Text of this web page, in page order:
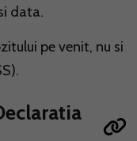
data.
pe venit, nu si